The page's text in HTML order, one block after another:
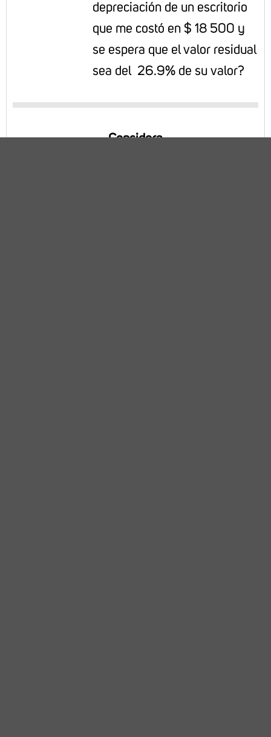
depreciación de un escritorio
que me costó en $ 18 500 y
se espera que el valor residual
sea del 26.9% de su valor?
Considera